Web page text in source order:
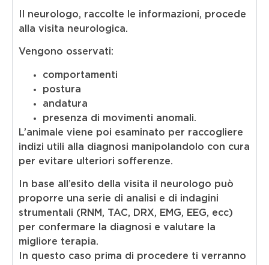
Il neurologo, raccolte le informazioni, procede
alla visita neurologica.
Vengono osservati:
comportamenti
postura
andatura
presenza di movimenti anomali.
L’animale viene poi esaminato per raccogliere
indizi utili alla diagnosi manipolandolo con cura
per evitare ulteriori sofferenze.
In base all’esito della visita il neurologo può
proporre una serie di analisi e di indagini
strumentali (RNM, TAC, DRX, EMG, EEG, ecc)
per confermare la diagnosi e valutare la
migliore terapia.
In questo caso prima di procedere ti verranno